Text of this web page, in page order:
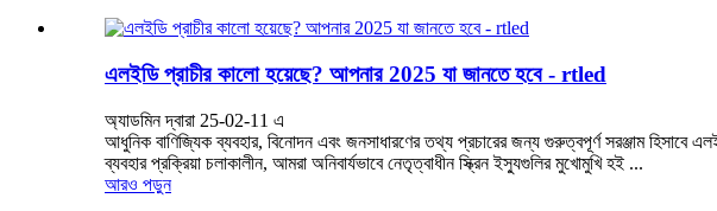
এলইডি প্রাচীর কালো হয়েছে? আপনার 2025 যা জানতে হবে - rtled
অ্যাডমিন দ্বারা 25-02-11 এ
আধুনিক বাণিজ্যিক ব্যবহার, বিনোদন এবং জনসাধারণের তথ্য প্রচারের জন্য গুরুত্বপূর্ণ সরঞ্জাম হিসাবে
ব্যবহার প্রক্রিয়া চলাকালীন, আমরা অনিবার্যভাবে নেতৃত্বাধীন স্ক্রিন ইস্যুগুলির মুখোমুখি হই ...
আরও পড়ুন